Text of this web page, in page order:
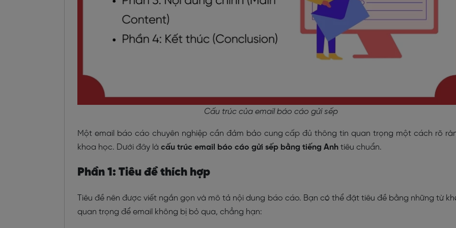
Cấu trúc của email báo cáo gửi sếp
Một email báo cáo chuyên nghiệp cần đảm bảo cung cấp đủ thông tin quan trọng một cách rõ
khoa học. Dưới đây là cấu trúc email báo cáo gửi sếp bằng tiếng Anh tiêu chuẩn.
Phần 1: Tiêu đề thích hợp
Tiêu đề nên được viết ngắn gọn và mô tả nội dung báo cáo. Bạn có thể đặt tiêu đề bằng những từ
quan trọng để email không bị bỏ qua, chẳng hạn: